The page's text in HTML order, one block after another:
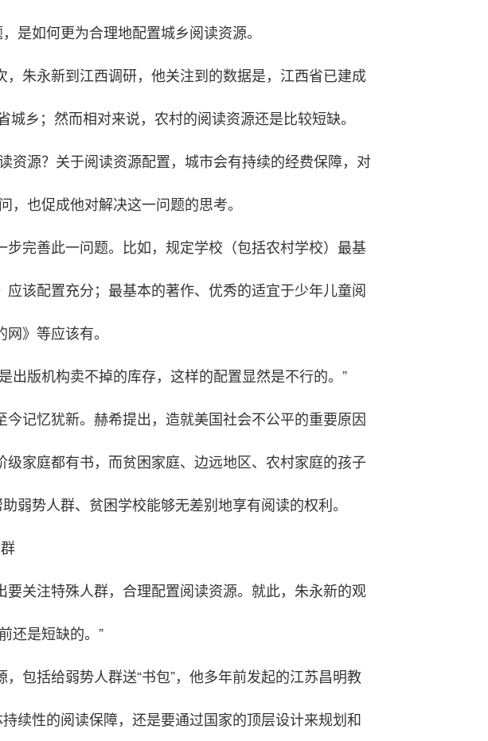
是如何更为合理地配置城乡阅读资源。
朱永新到江西调研，他关注到的数据是，江西省已建成
乡；然而相对来说，农村的阅读资源还是比较短缺。
资源？关于阅读资源配置，城市会有持续的经费保障，对
也促成他对解决这一问题的思考。
完善此一问题。比如，规定学校（包括农村学校）最基
该配置充分；最基本的著作、优秀的适宜于少年儿童阅
》等应该有。
出版机构卖不掉的库存，这样的配置显然是不行的。”
记忆犹新。赫希提出，造就美国社会不公平的重要原因
家庭都有书，而贫困家庭、边远地区、农村家庭的孩子
弱势人群、贫困学校能够无差别地享有阅读的权利。
关注特殊人群，合理配置阅读资源。就此，朱永新的观
还是短缺的。”
包括给弱势人群送“书包”，他多年前发起的江苏昌明教
续性的阅读保障，还是要通过国家的顶层设计来规划和